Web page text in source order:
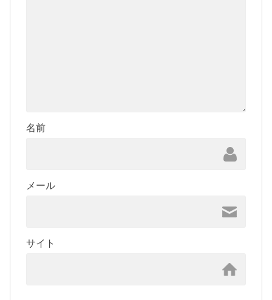
名前
メール
サイト